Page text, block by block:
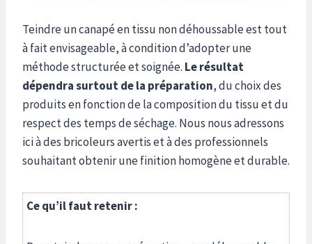
Teindre un canapé en tissu non déhoussable est tout
à fait envisageable, à condition d’adopter une
méthode structurée et soignée. Le résultat
dépendra surtout de la préparation, du choix des
produits en fonction de la composition du tissu et du
respect des temps de séchage. Nous nous adressons
ici à des bricoleurs avertis et à des professionnels
souhaitant obtenir une finition homogène et durable.
Ce qu’il faut retenir :